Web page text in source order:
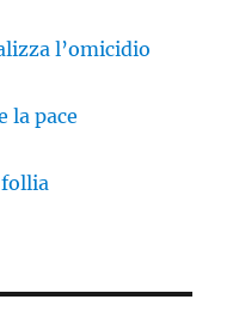
l’omicidio
la pace
follia